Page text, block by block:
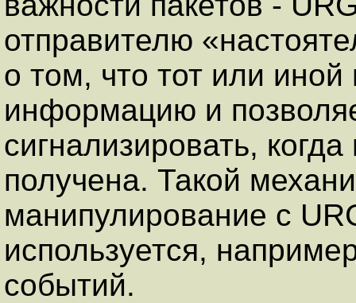
отправителю
о том, что тот или
информацию и
сигнализировать,
получена. Такой
манипулирование с
используется,
событий.